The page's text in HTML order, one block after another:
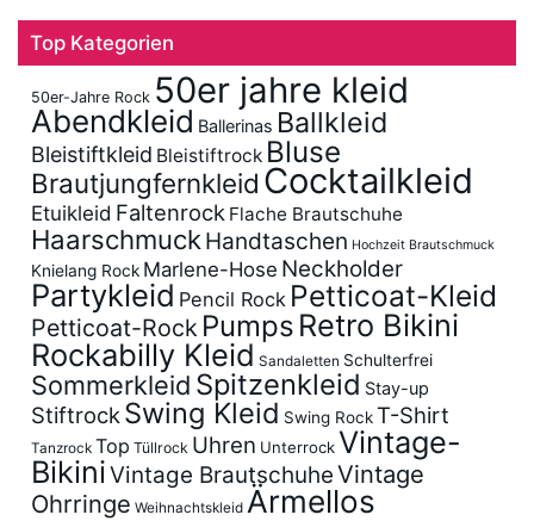
Top Kategorien
50er-Jahre Rock 50er jahre kleid
Abendkleid Ballerinas Ballkleid
Bleistiftkleid Bleistiftrock Bluse
Brautjungfernkleid Cocktailkleid
Etuikleid Faltenrock Flache Brautschuhe
Haarschmuck Handtaschen Hochzeit Brautschmuck
Knielang Rock Marlene-Hose Neckholder
Partykleid Pencil Rock Petticoat-Kleid
Petticoat-Rock Pumps Retro Bikini
Rockabilly Kleid Sandaletten Schulterfrei
Sommerkleid Spitzenkleid Stay-up
Stiftrock Swing Kleid Swing RockT-Shirt
Tanzrock Top Tüllrock Uhren UnterrockVintage-
BikiniVintage BrautschuheVintage
Ohrringe Weihnachtskleid Ärmellos